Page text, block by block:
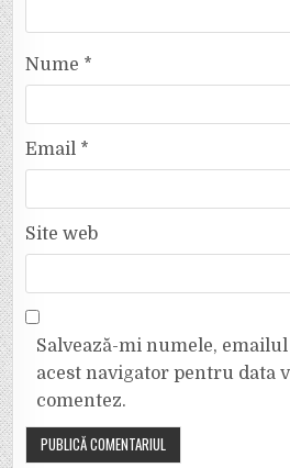
Nume *
Email *
Site web
Salvează-mi numele,
acest navigator pentru data
comentez.